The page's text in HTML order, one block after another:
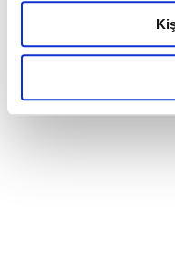
okumak ve sitemizi
gerçekleştirilen veri
detaylı bilgi almak için